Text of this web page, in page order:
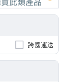
跨國運送